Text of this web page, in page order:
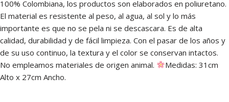
100% Colombiana, los productos son elaborados en poliuretano.
El material es resistente al peso, al agua, al sol y lo más
importante es que no se pela ni se descascara. Es de alta
calidad, durabilidad y de fácil limpieza. Con el pasar de los años y
de su uso continuo, la textura y el color se conservan intactos.
No empleamos materiales de origen animal.
Medidas: 31cm
Alto x 27cm Ancho.